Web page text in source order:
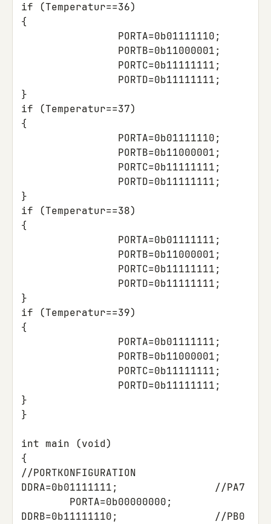
if
(Temperatur==36)
{
PORTA=0b01111110;
PORTB=0b11000001;
PORTC=0b11111111;
PORTD=0b11111111;
}
if
(Temperatur==37)
{
PORTA=0b01111110;
PORTB=0b11000001;
PORTC=0b11111111;
PORTD=0b11111111;
}
if
(Temperatur==38)
{
PORTA=0b01111111;
PORTB=0b11000001;
PORTC=0b11111111;
PORTD=0b11111111;
}
if
(Temperatur==39)
{
PORTA=0b01111111;
PORTB=0b11000001;
PORTC=0b11111111;
PORTD=0b11111111;
}
}
int main (void)
{
//PORTKONFIGURATION
DDRA=0b01111111;
//PA7 ist
PORTA=0b00000000;
DDRB=0b11111110;